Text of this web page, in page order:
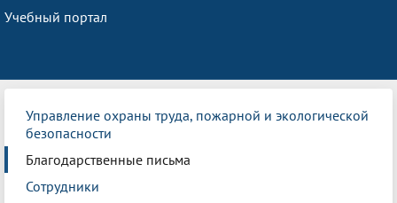
Учебный портал
Управление охраны труда, пожарной и экологической
безопасности
Благодарственные письма
Сотрудники